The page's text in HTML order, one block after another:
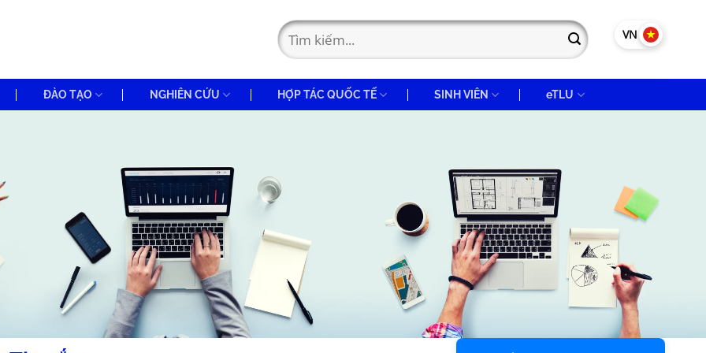
VN EN
ĐÀO TẠO NGHIÊN CỨU HỢP TÁC QUỐC TẾ SINH VIÊN eTLU